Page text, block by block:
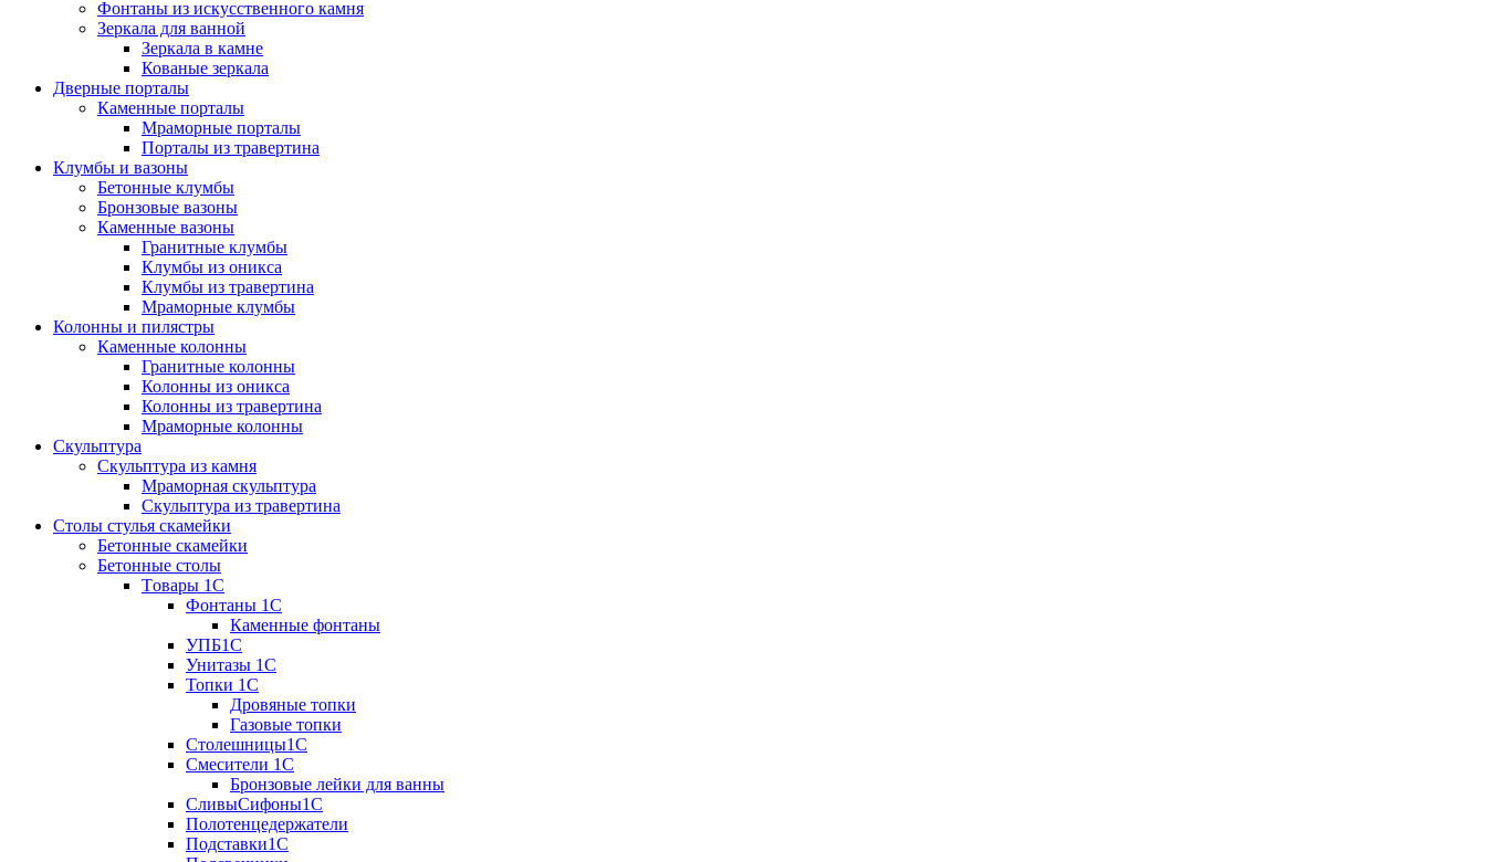
Фонтаны из искусственного камня
Зеркала для ванной
Зеркала в камне
Кованые зеркала
Дверные порталы
Каменные порталы
Мраморные порталы
Порталы из травертина
Клумбы и вазоны
Бетонные клумбы
Бронзовые вазоны
Каменные вазоны
Гранитные клумбы
Клумбы из оникса
Клумбы из травертина
Мраморные клумбы
Колонны и пилястры
Каменные колонны
Гранитные колонны
Колонны из оникса
Колонны из травертина
Мраморные колонны
Скульптура
Скульптура из камня
Мраморная скульптура
Скульптура из травертина
Столы стулья скамейки
Бетонные скамейки
Бетонные столы
Tовары 1C
Фонтаны 1C
Каменные фонтаны
УПБ1С
Унитазы 1С
Топки 1С
Дровяные топки
Газовые топки
Столешницы1С
Смесители 1С
Бронзовые лейки для ванны
СливыСифоны1С
Полотенцедержатели
Подставки1С